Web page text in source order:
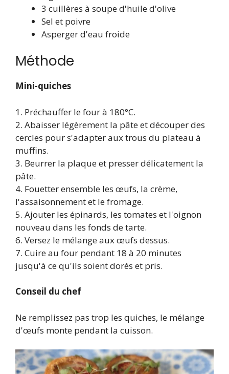
3 cuillères à soupe d'huile d'olive
Sel et poivre
Asperger d'eau froide
Méthode
Mini-quiches
1. Préchauffer le four à 180°C.
2. Abaisser légèrement la pâte et découper des
cercles pour s'adapter aux trous du plateau à
muffins.
3. Beurrer la plaque et presser délicatement la
pâte.
4. Fouetter ensemble les œufs, la crème,
l'assaisonnement et le fromage.
5. Ajouter les épinards, les tomates et l'oignon
nouveau dans les fonds de tarte.
6. Versez le mélange aux œufs dessus.
7. Cuire au four pendant 18 à 20 minutes
jusqu'à ce qu'ils soient dorés et pris.
Conseil du chef
Ne remplissez pas trop les quiches, le mélange
d'œufs monte pendant la cuisson.